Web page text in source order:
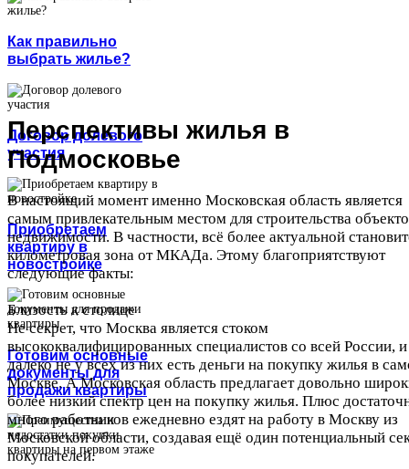
Как правильно
выбрать жилье?
Договор долевого
участия
Приобретаем
квартиру в
новостройке
Готовим основные
документы для
продажи квартиры
Перспективы жилья в
Подмосковье
В настоящий момент именно Московская область является
самым привлекательным местом для строительства
недвижимости. В частности, всё более актуальной
километровая зона от МКАДа. Этому благоприятствуют
следующие факты:
Близость к столице
Не секрет, что Москва является стоком
высококвалифицированных специалистов со всей России, и
далеко не у всех из них есть деньги на покупку жилья в
Москве. А Московская область предлагает довольно
более низкий спектр цен на покупку жилья. Плюс
много работников ежедневно ездят на работу в Москву из
Московской области, создавая ещё один потенциальный
покупателей.